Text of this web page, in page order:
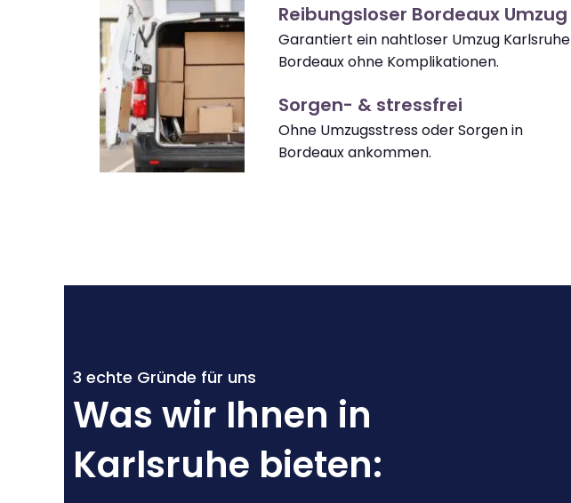
Reibungsloser Bordeaux Umzug
Garantiert ein nahtloser Umzug Karlsruhe
Bordeaux ohne Komplikationen.
Sorgen- & stressfrei
Ohne Umzugsstress oder Sorgen in
Bordeaux ankommen.
3 echte Gründe für uns
Was wir Ihnen in
Karlsruhe bieten: